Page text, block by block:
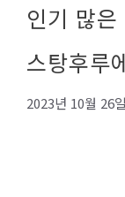
인기 많
스탕후루
2023년 10월 26일